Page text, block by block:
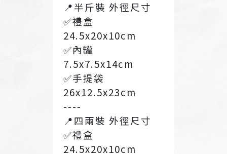
📍半斤裝 外徑尺寸
✅禮盒
24.5x20x10cm
✅內罐
7.5x7.5x14cm
✅手提袋
26x12.5x23cm
----
📍四兩裝 外徑尺寸
✅禮盒
24.5x20x10cm